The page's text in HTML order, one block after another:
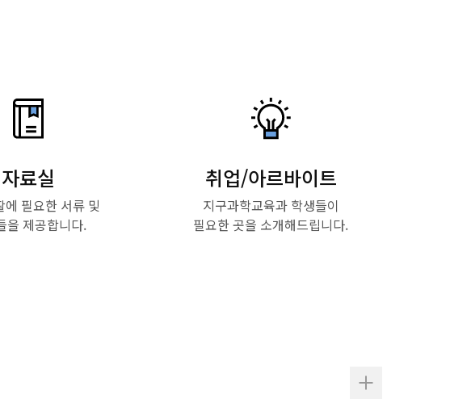
자료실
에 필요한 서류 및
을 제공합니다.
취업/아르바이트
지구과학교육과 학생들이
필요한 곳을 소개해드립니다.